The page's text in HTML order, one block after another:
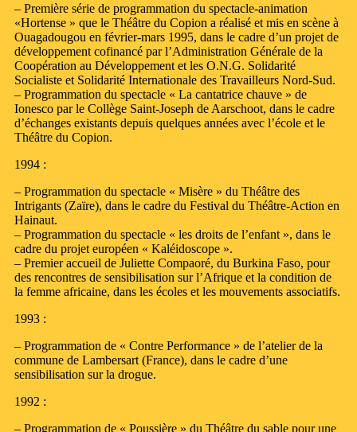
– Première série de programmation du spectacle-animation
«Hortense » que le Théâtre du Copion a réalisé et mis en scène à
Ouagadougou en février-mars 1995, dans le cadre d’un projet de
développement cofinancé par l’Administration Générale de la
Coopération au Développement et les O.N.G. Solidarité
Socialiste et Solidarité Internationale des Travailleurs Nord-Sud.
– Programmation du spectacle « La cantatrice chauve » de
Ionesco par le Collège Saint-Joseph de Aarschoot, dans le cadre
d’échanges existants depuis quelques années avec l’école et le
Théâtre du Copion.
1994 :
– Programmation du spectacle « Misère » du Théâtre des
Intrigants (Zaïre), dans le cadre du Festival du Théâtre-Action en
Hainaut.
– Programmation du spectacle « les droits de l’enfant », dans le
cadre du projet européen « Kaléidoscope ».
– Premier accueil de Juliette Compaoré, du Burkina Faso, pour
des rencontres de sensibilisation sur l’Afrique et la condition de
la femme africaine, dans les écoles et les mouvements associatifs.
1993 :
– Programmation de « Contre Performance » de l’atelier de la
commune de Lambersart (France), dans le cadre d’une
sensibilisation sur la drogue.
1992 :
– Programmation de « Poussière » du Théâtre du sable pour une